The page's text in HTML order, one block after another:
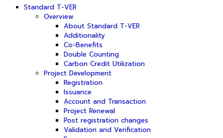
Standard T-VER
Overview
About Standard T-VER
Additionality
Co-Benefits
Double Counting
Carbon Credit Utilization
Project Development
Registration
Issuance
Account and Transaction
Project Renewal
Post registration changes
Validation and Verification